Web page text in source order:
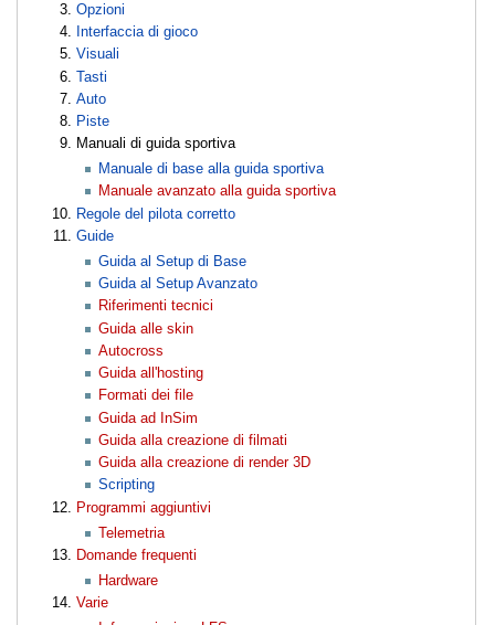
Opzioni
Interfaccia di gioco
Visuali
Tasti
Auto
Piste
Manuali di guida sportiva
Manuale di base alla guida sportiva
Manuale avanzato alla guida sportiva
Regole del pilota corretto
Guide
Guida al Setup di Base
Guida al Setup Avanzato
Riferimenti tecnici
Guida alle skin
Autocross
Guida all'hosting
Formati dei file
Guida ad InSim
Guida alla creazione di filmati
Guida alla creazione di render 3D
Scripting
Programmi aggiuntivi
Telemetria
Domande frequenti
Hardware
Varie